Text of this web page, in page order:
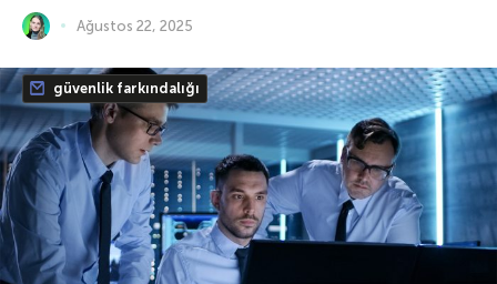
Ağustos 22, 2025
güvenlik farkındalığı